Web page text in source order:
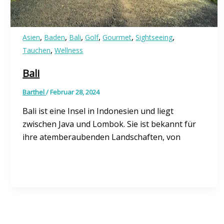
Asien, Baden, Bali,Golf,Gourmet,Sightseeing,
Tauchen,Wellness
Bali
Barthel/Februar 28, 2024
Bali ist eine Insel in Indonesien und liegt
zwischen Java und Lombok. Sie ist bekannt für
ihre atemberaubenden Landschaften, von